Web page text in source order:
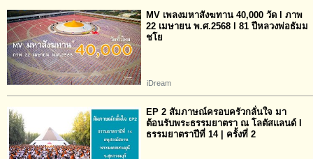
MV เพลงมหาสังฆทาน 40,000 วัด l ภาพ
22 เมษายน พ.ศ.2568 l 81 ปีหลวงพ่อธัมม
ชโย
iDream
EP 2 สัมภาษณ์ครอบครัวกลั่นใจ มา
ต้อนรับพระธรรมยาตรา ณ โลตัสแลนด์ l
ธรรมยาตราปีที่ 14 | ครั้งที่ 2